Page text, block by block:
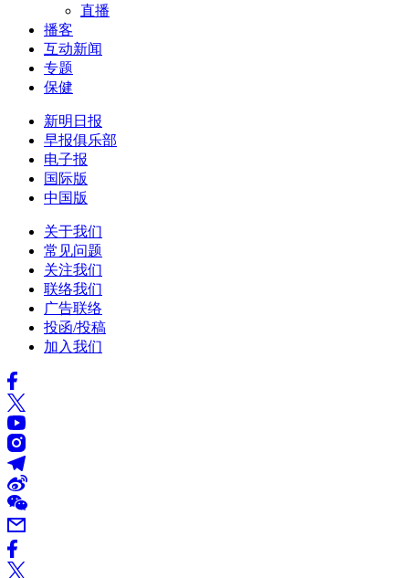
直播
播客
互动新闻
专题
保健
新明日报
早报俱乐部
电子报
国际版
中国版
关于我们
常见问题
关注我们
联络我们
广告联络
投函/投稿
加入我们